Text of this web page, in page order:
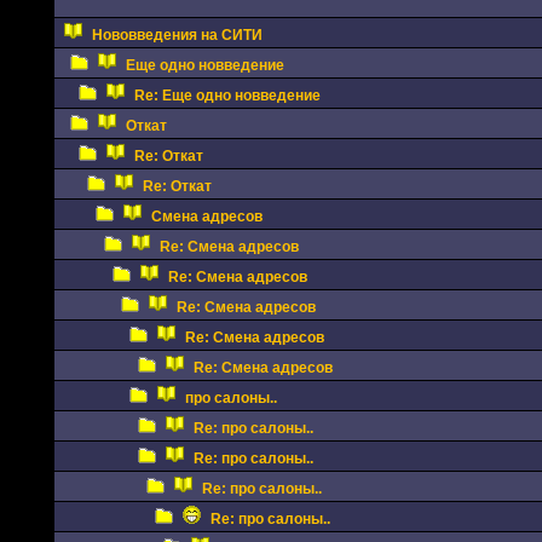
Нововведения на СИТИ
Еще одно новведение
Re: Еще одно новведение
Откат
Re: Откат
Re: Откат
Смена адресов
Re: Смена адресов
Re: Смена адресов
Re: Смена адресов
Re: Смена адресов
Re: Смена адресов
про салоны..
Re: про салоны..
Re: про салоны..
Re: про салоны..
Re: про салоны..